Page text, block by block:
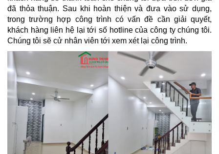
đã thỏa thuận. Sau khi hoàn thiện và đưa vào sử dụng,
trong trường hợp công trình có vấn đề cần giải quyết,
khách hàng liên hệ lại tới số hotline của công ty chúng tôi.
Chúng tôi sẽ cử nhân viên tới xem xét lại công trình.